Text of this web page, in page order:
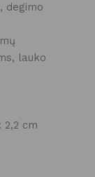
degimo
lauko
2,2 cm